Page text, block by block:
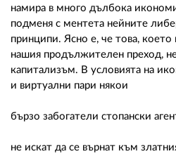
намира в много дълбока
подменя с ментета нейните
принципи. Ясно е, че това, което
нашия продължителен преход,
капитализъм. В условията на
и виртуални пари някои
бързо забогатели стопански
не искат да се върнат към